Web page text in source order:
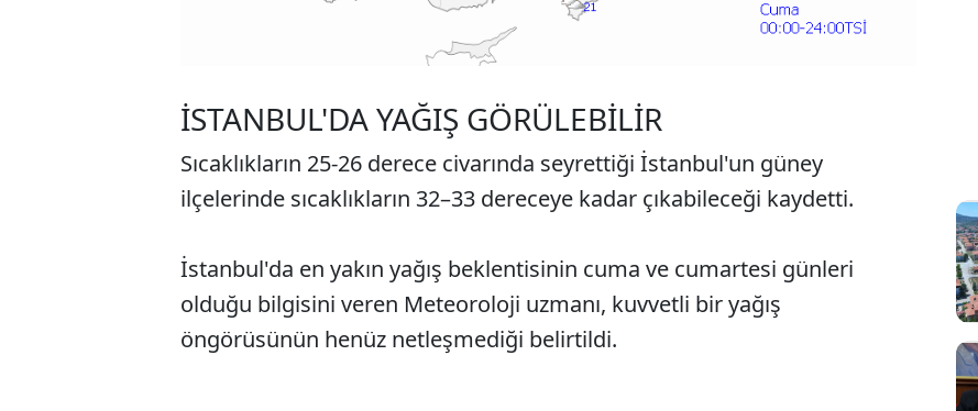
İSTANBUL'DA YAĞIŞ GÖRÜLEBİLİR
Sıcaklıkların 25-26 derece civarında seyrettiği İstanbul'un güney
ilçelerinde sıcaklıkların 32–33 dereceye kadar çıkabileceği kaydetti.
İstanbul'da en yakın yağış beklentisinin cuma ve cumartesi günleri
olduğu bilgisini veren Meteoroloji uzmanı, kuvvetli bir yağış
öngörüsünün henüz netleşmediği belirtildi.